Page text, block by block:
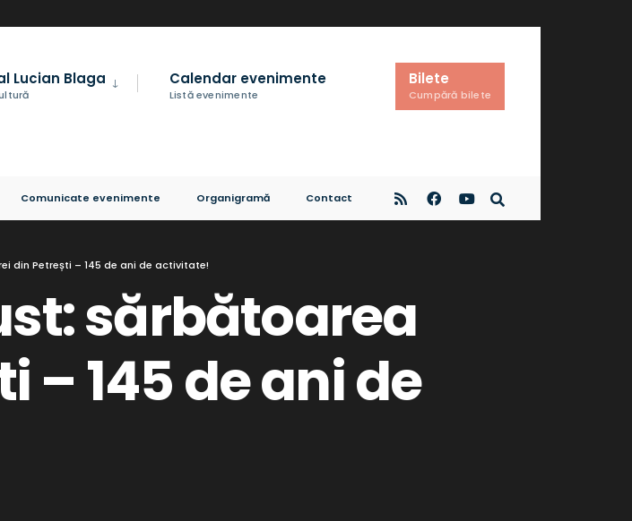
Lucian Blaga Calendar evenimente
Listă evenimente
Bilete
Cumpără bilete
Comunicate evenimente Organigramă Contact
din Petrești – 145 de ani de activitate!
sărbătoarea
– 145 de ani de